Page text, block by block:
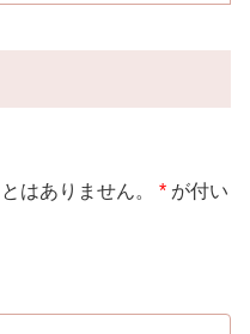
はありません。 * が付い